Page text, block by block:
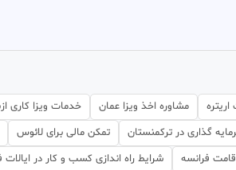
مشاوره اخذ ویزا عمان خدمات ویزا کاری
گذاری در ترکمنستان تمکن مالی برای لائوس
فرانسه شرایط راه اندازی کسب و کار در ایالات